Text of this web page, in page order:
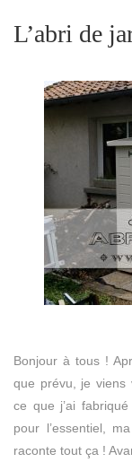
L’abri de
Bonjour à tous !
que prévu, je viens
ce que j’ai
pour l’essentiel,
raconte tout ça !